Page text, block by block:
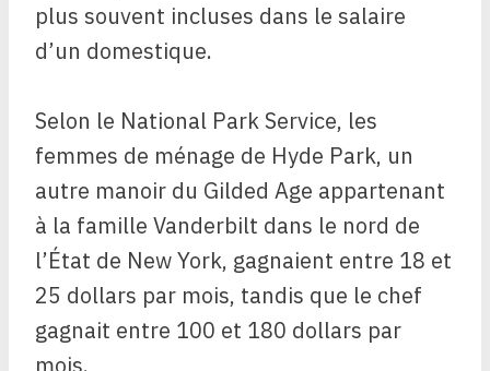
plus souvent incluses dans le salaire
d’un domestique.
Selon le National Park Service, les
femmes de ménage de Hyde Park, un
autre manoir du Gilded Age appartenant
à la famille Vanderbilt dans le nord de
l’État de New York, gagnaient entre 18 et
25 dollars par mois, tandis que le chef
gagnait entre 100 et 180 dollars par